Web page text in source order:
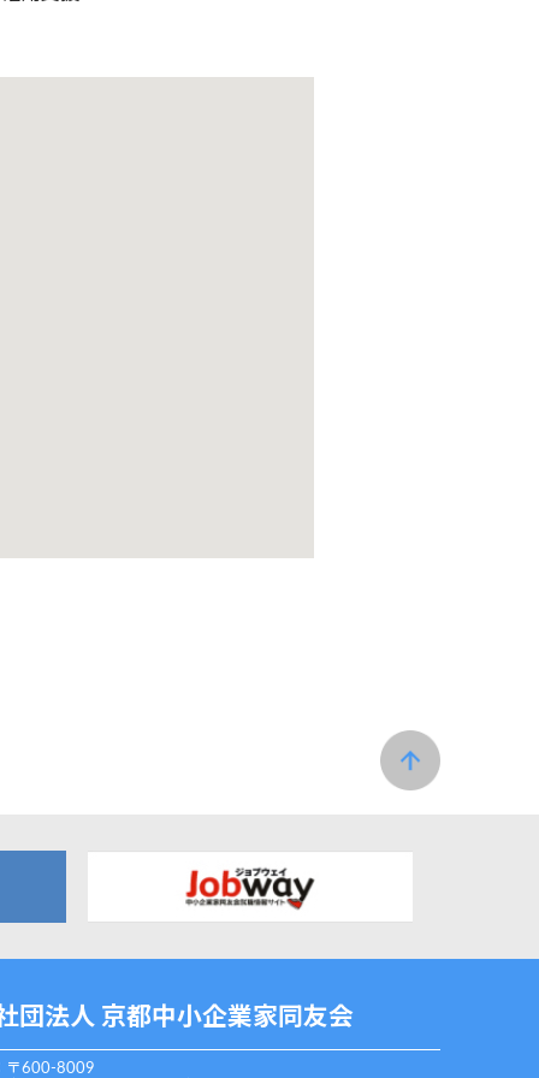
団法人 京都中小企業家同友会
〒600-8009